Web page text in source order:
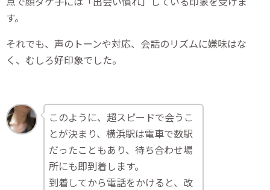
す。
それでも、声のトーンや対応、会話のリズムに嫌味はな
く、むしろ好印象でした。
このように、超スピードで会うこ
とが決まり、横浜駅は電車で数駅
だったこともあり、待ち合わせ場
所にも即到着します。
到着してから電話をかけると、改